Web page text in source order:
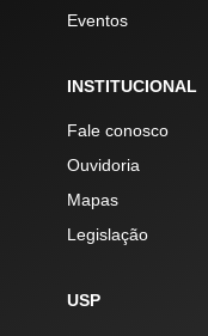
Eventos
INSTITUCIONAL
Fale conosco
Ouvidoria
Mapas
Legislação
USP